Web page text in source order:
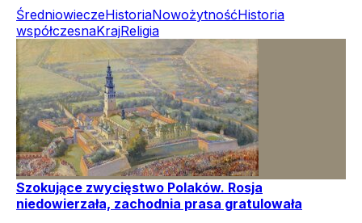
ŚredniowieczeHistoriaNowożytnośćHistoria
współczesnaKrajReligia
Szokujące zwycięstwo Polaków. Rosja
niedowierzała, zachodnia prasa gratulowała